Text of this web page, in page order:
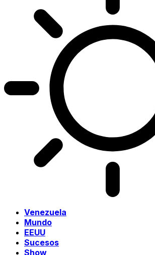
Venezuela
Mundo
EEUU
Sucesos
Show